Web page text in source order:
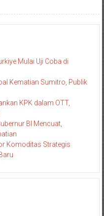
Mulai Uji Coba di
Kematian Sumitro, Publik
KPK dalam OTT,
BI Mencuat,
Komoditas Strategis